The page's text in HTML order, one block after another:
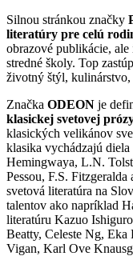
Silnou stránkou značky
literatúry pre celú
obrazové publikácie,
stredné školy. Top
životný štýl, kulinárstvo,
Značka ODEON je
klasickej svetovej
klasických velikánov
klasika vychádzajú
Hemingwaya, L.N.
Pessou, F.S.
svetová literatúra na
talentov ako napríklad
literatúru Kazuo
Beatty, Celeste Ng,
Vigan, Karl Ove